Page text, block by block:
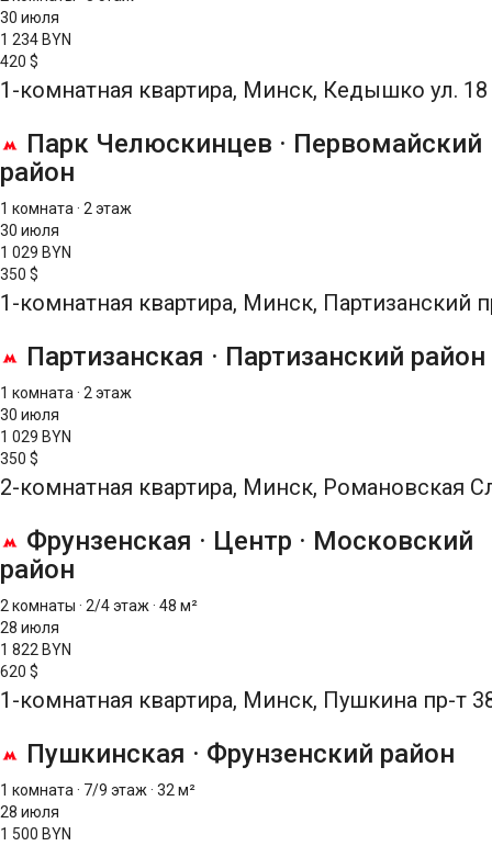
30 июля
1 234 BYN
420 $
1-комнатная квартира, Минск, Кедышко ул. 18
Парк Челюскинцев · Первомайский
район
1 комната · 2 этаж
30 июля
1 029 BYN
350 $
1-комнатная квартира, Минск, Партизанский
Партизанская · Партизанский район
1 комната · 2 этаж
30 июля
1 029 BYN
350 $
2-комнатная квартира, Минск, Романовская
Фрунзенская · Центр · Московский
район
2 комнаты · 2/4 этаж · 48 м²
28 июля
1 822 BYN
620 $
1-комнатная квартира, Минск, Пушкина пр-т
Пушкинская · Фрунзенский район
1 комната · 7/9 этаж · 32 м²
28 июля
1 500 BYN